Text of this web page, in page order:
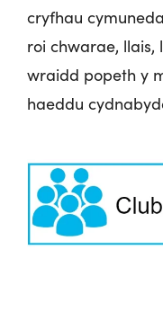
cryfhau
roi chwarae,
wraidd popeth y
haeddu